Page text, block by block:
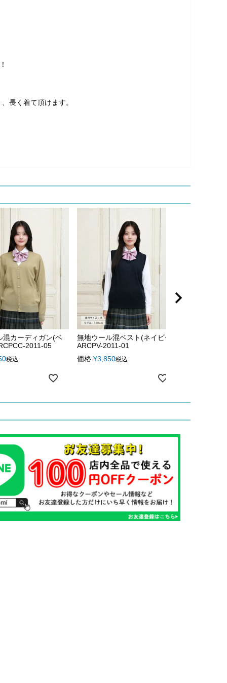
長く着て頂けます。
混カーディガン(ベ
2011-05
税込
無地ウール混ベスト(ネイビー)
ARCPV-2011-01
価格 ¥3,850税込